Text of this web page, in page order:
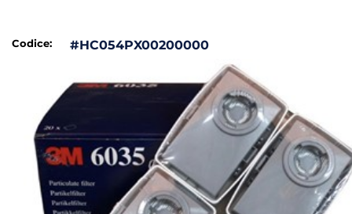
Codice: #HC054PX00200000